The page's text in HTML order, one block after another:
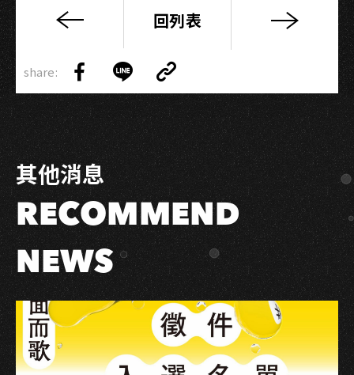
《高
有
顆
藍
寶
石》
專
書
3
月
1
日
正
式
上
市
文
回列表
share:
Share
on
Facebook
Share
on
LINE
Copy
Link
Link
其他消息
RECOMMEND
NEWS